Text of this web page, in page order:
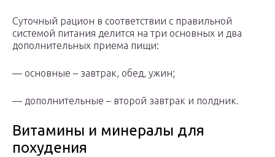
Суточный рацион в соответствии с правильной
системой питания делится на три основных и два
дополнительных приема пищи:
— основные – завтрак, обед, ужин;
— дополнительные – второй завтрак и полдник.
Витамины и минералы для
похудения